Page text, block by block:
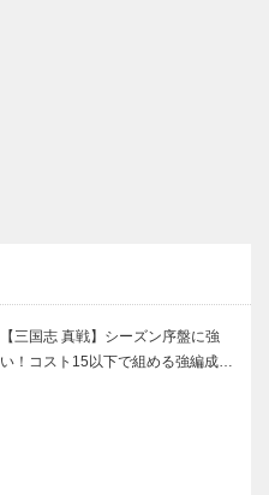
【三国志 真戦】シーズン序盤に強
い！コスト15以下で組める強編成…